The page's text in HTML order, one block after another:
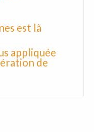
est là
appliquée
de